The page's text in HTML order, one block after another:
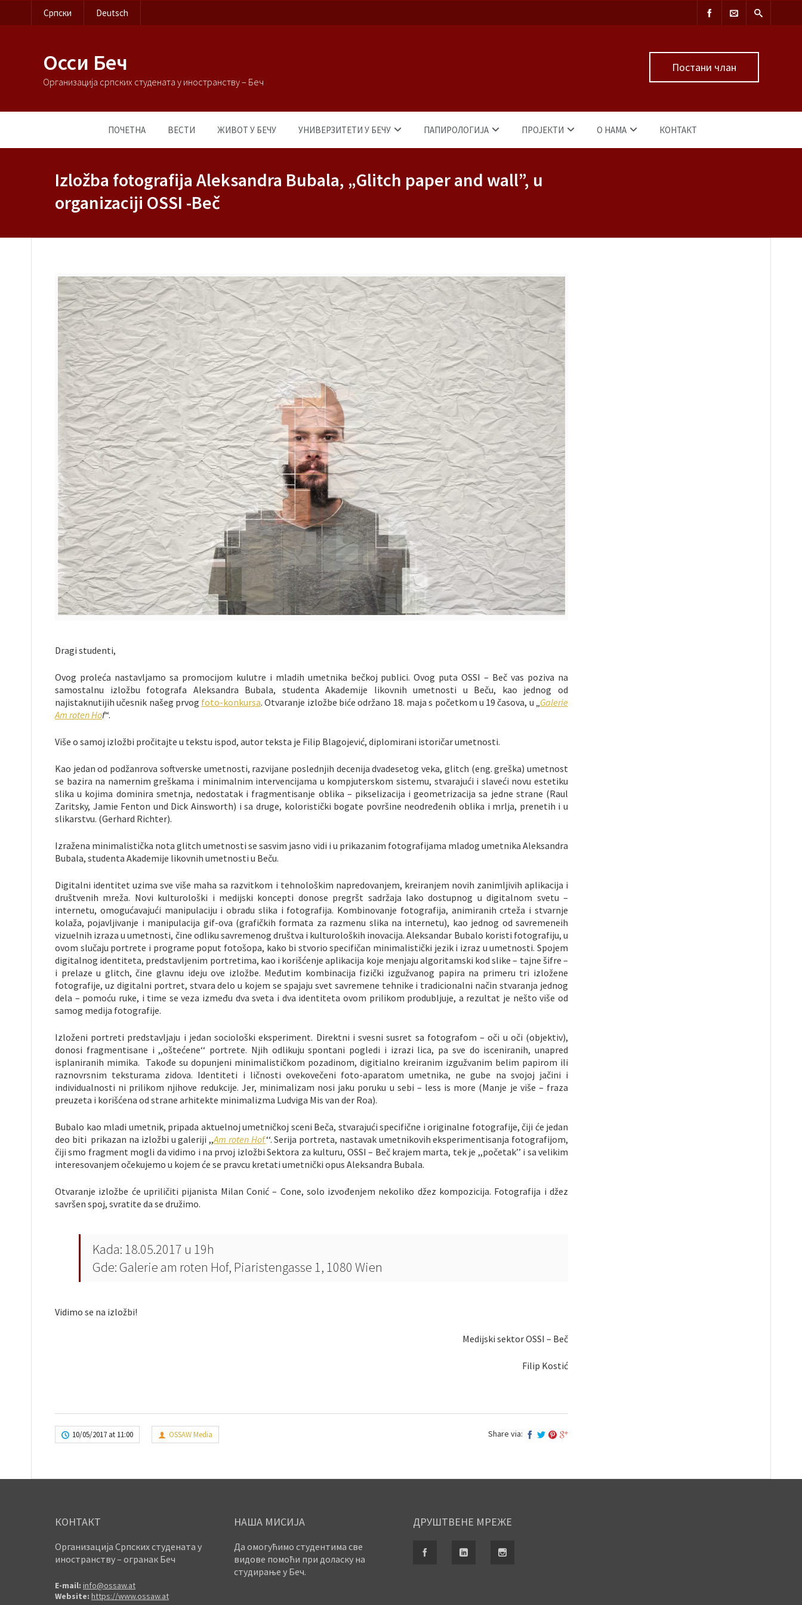
Српски Deutsch
Осси Беч
Организација српских студената у иностранству – Беч
Постани члан
ПОЧЕТНА ВЕСТИ ЖИВОТ У БЕЧУ УНИВЕРЗИТЕТИ У БЕЧУ ПАПИРОЛОГИЈА ПРОЈЕКТИ О НАМА КОНТАКТ
Izložba fotografija Aleksandra Bubala, „Glitch paper and wall”, u
organizaciji OSSI -Beč
Dragi studenti,
Ovog proleća nastavljamo sa promocijom kulutre i mladih umetnika bečkoj publici. Ovog puta OSSI – Beč vas poziva na
samostalnu izložbu fotografa Aleksandra Bubala, studenta Akademije likovnih umetnosti u Beču, kao jednog od
najistaknutijih učesnik našeg prvog foto-konkursa. Otvaranje izložbe biće održano 18. maja s početkom u 19 časova, u „ Galerie
Am roten Hof“.
Više o samoj izložbi pročitajte u tekstu ispod, autor teksta je Filip Blagojević, diplomirani istoričar umetnosti.
Kao jedan od podžanrova softverske umetnosti, razvijane poslednjih decenija dvadesetog veka, glitch (eng. greška) umetnost
se bazira na namernim greškama i minimalnim intervencijama u kompjuterskom sistemu, stvarajući i slaveći novu estetiku
slika u kojima dominira smetnja, nedostatak i fragmentisanje oblika – pikselizacija i geometrizacija sa jedne strane (Raul
Zaritsky, Jamie Fenton und Dick Ainsworth) i sa druge, koloristički bogate površine neodređenih oblika i mrlja, prenetih i u
slikarstvu. (Gerhard Richter).
Izražena minimalistička nota glitch umetnosti se sasvim jasno vidi i u prikazanim fotografijama mladog umetnika Aleksandra
Bubala, studenta Akademije likovnih umetnosti u Beču.
Digitalni identitet uzima sve više maha sa razvitkom i tehnološkim napredovanjem, kreiranjem novih zanimljivih aplikacija i
društvenih mreža. Novi kulturološki i medijski koncepti donose pregršt sadržaja lako dostupnog u digitalnom svetu –
internetu, omogućavajući manipulaciju i obradu slika i fotografija. Kombinovanje fotografija, animiranih crteža i stvarnje
kolaža, pojavljivanje i manipulacija gif-ova (grafičkih formata za razmenu slika na internetu), kao jednog od savremeneih
vizuelnih izraza u umetnosti, čine odliku savremenog društva i kulturoloških inovacija. Aleksandar Bubalo koristi fotografiju, u
ovom slučaju portrete i programe poput fotošopa, kako bi stvorio specifičan minimalistički jezik i izraz u umetnosti. Spojem
digitalnog identiteta, predstavljenim portretima, kao i korišćenje aplikacija koje menjaju algoritamski kod slike – tajne šifre –
i prelaze u glitch, čine glavnu ideju ove izložbe. Međutim kombinacija fizički izgužvanog papira na primeru tri izložene
fotografije, uz digitalni portret, stvara delo u kojem se spajaju svet savremene tehnike i tradicionalni način stvaranja jednog
dela – pomoću ruke, i time se veza između dva sveta i dva identiteta ovom prilikom produbljuje, a rezultat je nešto više od
samog medija fotografije.
Izloženi portreti predstavljaju i jedan sociološki eksperiment. Direktni i svesni susret sa fotografom – oči u oči (objektiv),
donosi fragmentisane i ,,oštećene‘‘ portrete. Njih odlikuju spontani pogledi i izrazi lica, pa sve do isceniranih, unapred
isplaniranih mimika. Takođe su dopunjeni minimalističkom pozadinom, digitialno kreiranim izgužvanim belim papirom ili
raznovrsnim teksturama zidova. Identiteti i ličnosti ovekovečeni foto-aparatom umetnika, ne gube na svojoj jačini i
individualnosti ni prilikom njihove redukcije. Jer, minimalizam nosi jaku poruku u sebi – less is more (Manje je više – fraza
preuzeta i korišćena od strane arhitekte minimalizma Ludviga Mis van der Roa).
Bubalo kao mladi umetnik, pripada aktuelnoj umetničkoj sceni Beča, stvarajući specifične i originalne fotografije, čiji će jedan
deo biti prikazan na izložbi u galeriji ,,Am roten Hof‘‘. Serija portreta, nastavak umetnikovih eksperimentisanja fotografijom,
čiji smo fragment mogli da vidimo i na prvoj izložbi Sektora za kulturu, OSSI – Beč krajem marta, tek je ,,početak’’ i sa velikim
interesovanjem očekujemo u kojem će se pravcu kretati umetnički opus Aleksandra Bubala.
Otvaranje izložbe će upriličiti pijanista Milan Conić – Cone, solo izvođenjem nekoliko džez kompozicija. Fotografija i džez
savršen spoj, svratite da se družimo.
Kada: 18.05.2017 u 19h
Gde: Galerie am roten Hof, Piaristengasse 1, 1080 Wien
Vidimo se na izložbi!
Medijski sektor OSSI – Beč
Filip Kostić
10/05/2017 at 11:00 OSSAW Media Share via:
КОНТАКТ
Организација Српских студената у
иностранству – огранак Беч
E-mail: info@ossaw.at
Website: https://www.ossaw.at
НАША МИСИЈА
Да омогућимо студентима све
видове помоћи при доласку на
студирање у Беч.
ДРУШТВЕНЕ МРЕЖЕ